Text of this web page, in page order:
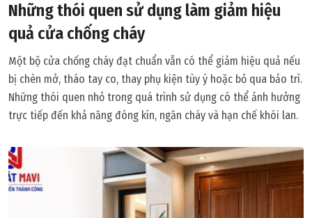
Những thói quen sử dụng làm giảm hiệu
quả cửa chống cháy
Một bộ cửa chống cháy đạt chuẩn vẫn có thể giảm hiệu quả nếu
bị chèn mở, tháo tay co, thay phụ kiện tùy ý hoặc bỏ qua bảo trì.
Những thói quen nhỏ trong quá trình sử dụng có thể ảnh hưởng
trực tiếp đến khả năng đóng kín, ngăn cháy và hạn chế khói lan.